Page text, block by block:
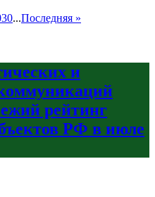
30...Последняя »
и
рейтинг
РФ в июле